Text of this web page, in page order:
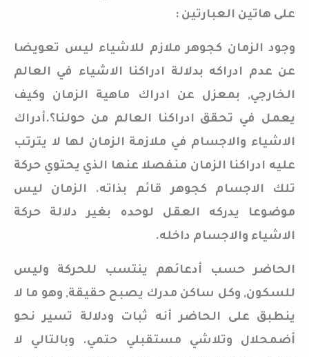
على هاتين العبارتين :
وجود الزمان كجوهر ملازم للاشياء ليس تعويضا
عن عدم ادراكه بدلالة ادراكنا الاشياء في العالم
الخارجي, بمعزل عن ادراك ماهية الزمان وكيف
يعمل في تحقق ادراكنا العالم من حولنا؟.أدراك
الاشياء والاجسام في ملازمة الزمان لها لا يترتب
عليه ادراكنا الزمان منفصلا عنها الذي يحتوي حركة
تلك الاجسام كجوهر قائم بذاته. الزمان ليس
موضوعا يدركه العقل لوحده بغير دلالة حركة
الاشياء والاجسام داخله.
الحاضر حسب أدعائهم ينتسب للحركة وليس
للسكون, وكل ساكن مدرك يصبح حقيقة, وهو ما لا
ينطبق على الحاضر أنه ثبات ودلالة تسير نحو
أضمحلال وتلاشي مستقبلي حتمي. وبالتالي لا